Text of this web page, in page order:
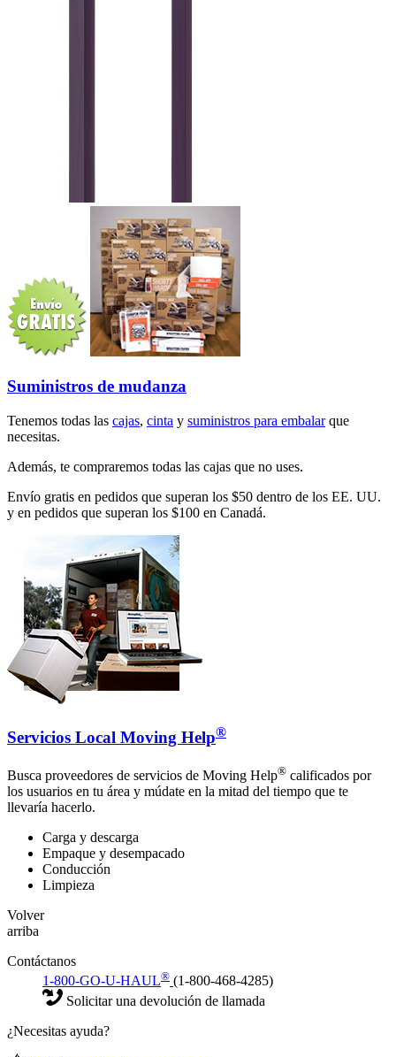
Suministros de mudanza
Tenemos todas las cajas, cinta y suministros para embalarque
necesitas.
Además, te compraremos todas las cajas que no uses.
Envío gratis en pedidos que superan los $50 dentro de los EE. UU.
y en pedidos que superan los $100 en Canadá.
Servicios Local Moving Help®
Busca proveedores de servicios de Moving Help® calificados por
los usuarios en tu área y múdate en la mitad del tiempo que te
llevaría hacerlo.
Carga y descarga
Empaque y desempacado
Conducción
Limpieza
Volver
arriba
Contáctanos
1-800-GO-U-HAUL® (1-800-468-4285)
Solicitar una devolución de llamada
¿Necesitas ayuda?